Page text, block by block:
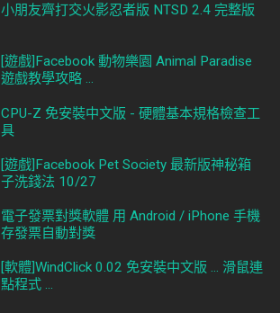
小朋友齊打交火影忍者版 NTSD 2.4 完整版
[遊戲]Facebook 動物樂園 Animal Paradise
遊戲教學攻略 ...
CPU-Z 免安裝中文版 - 硬體基本規格檢查工
具
[遊戲]Facebook Pet Society 最新版神秘箱
子洗錢法 10/27
電子發票對獎軟體 用 Android / iPhone 手機
存發票自動對獎
[軟體]WindClick 0.02 免安裝中文版 ... 滑鼠連
點程式 ...